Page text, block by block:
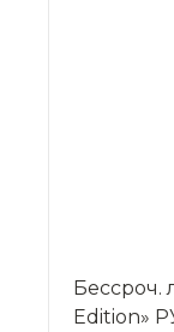
Бессроч.
Edition»